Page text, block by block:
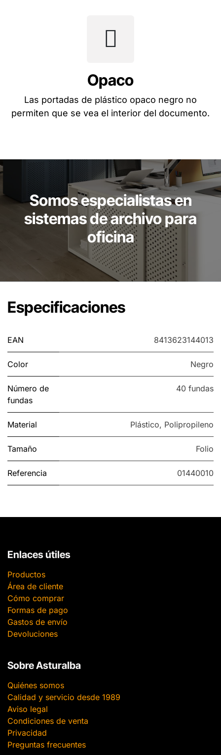
Opaco
Las portadas de plástico opaco negro no
permiten que se vea el interior del documento.
Somos especialistas en
sistemas de archivo para
oficina
Especificaciones
EAN 8413623144013
Color Negro
Número de
fundas
40 fundas
Material Plástico, Polipropileno
Tamaño Folio
Referencia 01440010
Enlaces útiles
Productos
Área de cliente
Cómo comprar
Formas de pago
Gastos de envío
Devoluciones
Sobre Asturalba
Quiénes somos
Calidad y servicio desde 1989
Aviso legal
Condiciones de venta
Privacidad
Preguntas frecuentes